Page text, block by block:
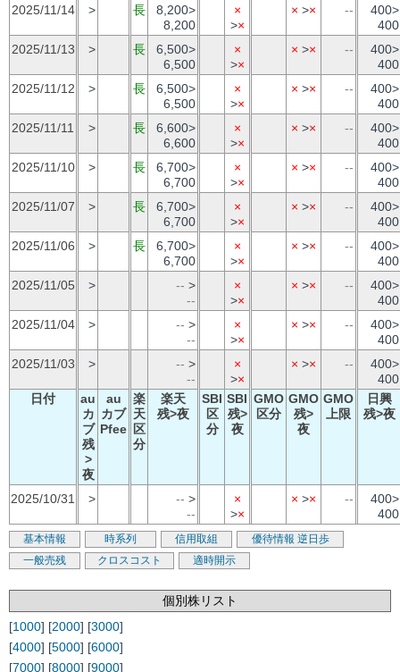
2025/11/14
> 長
8,200>
8,200
×
>×
× >× --
400>
400
2025/11/13
> 長
6,500>
6,500
×
>×
× >× --
400>
400
2025/11/12
> 長
6,500>
6,500
×
>×
× >× --
400>
400
2025/11/11
> 長
6,600>
6,600
×
>×
× >× --
400>
400
2025/11/10
> 長
6,700>
6,700
×
>×
× >× --
400>
400
2025/11/07
> 長
6,700>
6,700
×
>×
× >× --
400>
400
2025/11/06
> 長
6,700>
6,700
×
>×
× >× --
400>
400
2025/11/05
> -- >
--
×
>×
× >× --
400>
400
2025/11/04
> -- >
--
×
>×
× >× --
400>
400
2025/11/03
> -- >
--
×
>×
× >× --
400>
400
日付
au
カ
ブ
残
>
夜
au
カブ
Pfee
楽
天
区
分
楽天
残>夜
SBI
区
分
SBI
残>
夜
GMO
区分
GMO
残>
夜
GMO
上限
日興
残>夜
2025/10/31 > -- >
--
×
>×
× >× --
400>
400
基本情報 時系列 信用取組 優待情報 逆日歩
一般売残
クロスコスト 適時開示
個別株リスト
[1000] [2000] [3000]
[4000] [5000] [6000]
[7000] [8000] [9000]